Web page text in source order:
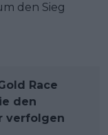
den Sieg
Race
den
verfolgen